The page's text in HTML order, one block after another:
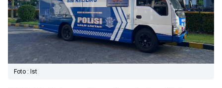
Foto : Ist